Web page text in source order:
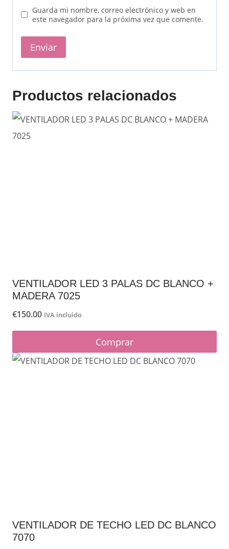
Guarda mi nombre, correo electrónico y web en
este navegador para la próxima vez que comente.
Productos relacionados
VENTILADOR LED 3 PALAS DC BLANCO +
MADERA 7025
€150.00 IVA incluido
Comprar
VENTILADOR DE TECHO LED DC BLANCO
7070